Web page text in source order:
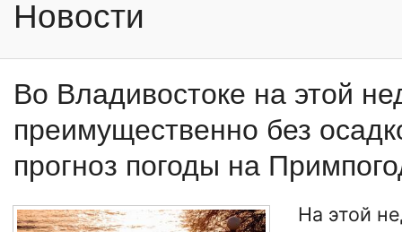
Новости
Во Владивостоке на этой
преимущественно без
прогноз погоды на
На этой